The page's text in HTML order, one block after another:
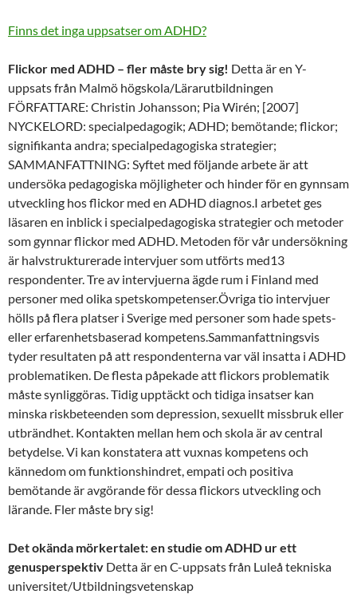
Finns det inga uppsatser om ADHD?
Flickor med ADHD – fler måste bry sig! Detta är en Y-
uppsats från Malmö högskola/Lärarutbildningen
FÖRFATTARE: Christin Johansson; Pia Wirén; [2007]
NYCKELORD: specialpedagogik; ADHD; bemötande; flickor;
signifikanta andra; specialpedagogiska strategier;
SAMMANFATTNING: Syftet med följande arbete är att
undersöka pedagogiska möjligheter och hinder för en gynnsam
utveckling hos flickor med en ADHD diagnos.I arbetet ges
läsaren en inblick i specialpedagogiska strategier och metoder
som gynnar flickor med ADHD. Metoden för vår undersökning
är halvstrukturerade intervjuer som utförts med13
respondenter. Tre av intervjuerna ägde rum i Finland med
personer med olika spetskompetenser.Övriga tio intervjuer
hölls på flera platser i Sverige med personer som hade spets-
eller erfarenhetsbaserad kompetens.Sammanfattningsvis
tyder resultaten på att respondenterna var väl insatta i ADHD
problematiken. De flesta påpekade att flickors problematik
måste synliggöras. Tidig upptäckt och tidiga insatser kan
minska riskbeteenden som depression, sexuellt missbruk eller
utbrändhet. Kontakten mellan hem och skola är av central
betydelse. Vi kan konstatera att vuxnas kompetens och
kännedom om funktionshindret, empati och positiva
bemötande är avgörande för dessa flickors utveckling och
lärande. Fler måste bry sig!
Det okända mörkertalet: en studie om ADHD ur ett
genusperspektiv Detta är en C-uppsats från Luleå tekniska
universitet/Utbildningsvetenskap